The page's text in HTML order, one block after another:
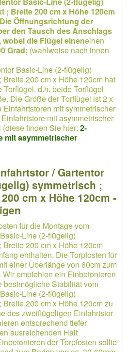
; Breite 200 cm x Höhe 120cm
Öffnungsrichtung der
den Tausch des Anschlags
wobei die Flügel eineneinen
Grad; (wahlweise nach innen
Basic-Line (2-flügelig)
Breite 200 cm x Höhe 120cm hat
d.h. beide Torflügel
Die Größe der Torflügel ist 2 x
mit symmetrischer
mit asymmetrischer
finden Sie hier: 2-
mit asymmetrischer
/ Gartentor
symmetrisch ;
cm x Höhe 120cm -
für die Montage vom
Line (2-flügelig)
Breite 200 cm x Höhe 120cm
enthalten. Die Torpfosten für
einer Überlänge von 60cm zum
empfehlen ein Einbetonieren
bestmögliche Stabilität vom
Line (2-flügelig)
Breite 200 cm x Höhe 120cm zu
des zweiflügeligen Einfahrtstor
entsprechend tiefer
ausreichenden Halt
der Torpfosten sollte